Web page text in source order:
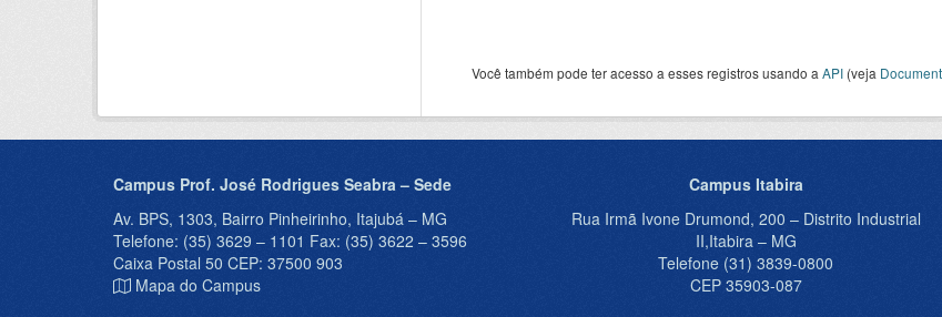
Você também pode ter acesso a esses registros usando a API (veja
Campus Prof. José Rodrigues Seabra – Sede
Av. BPS, 1303, Bairro Pinheirinho, Itajubá – MG
Telefone: (35) 3629 – 1101 Fax: (35) 3622 – 3596
Caixa Postal 50 CEP: 37500 903
Mapa do Campus
Campus Itabira
Rua Irmã Ivone Drumond, 200 – Distrito Industrial
II,Itabira – MG
Telefone (31) 3839-0800
CEP 35903-087